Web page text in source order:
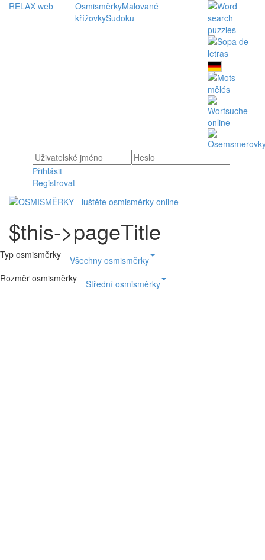
RELAX web OsmisměrkyMalované
křížovkySudoku
Přihlásit
Registrovat
$this->pageTitle
Typ osmisměrky
Všechny osmisměrky
Rozměr osmisměrky
Střední osmisměrky